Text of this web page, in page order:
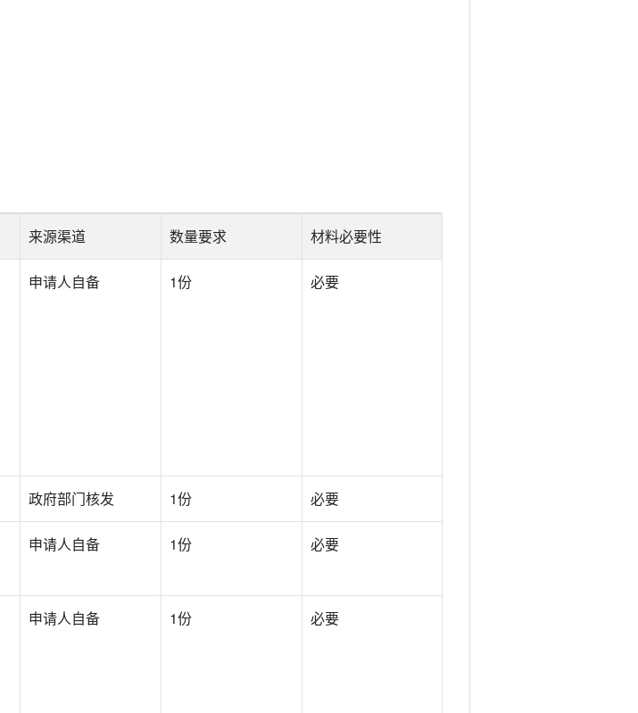
来源渠道 数量要求 材料必要性
申请人自备 1份 必要
政府部门核发 1份 必要
申请人自备 1份 必要
申请人自备 1份 必要